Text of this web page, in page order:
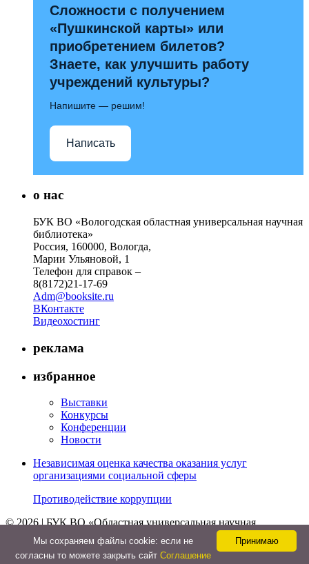
Сложности с получением
«Пушкинской карты» или
приобретением билетов?
Знаете, как улучшить работу
учреждений культуры?
Напишите — решим!
Написать
о нас
БУК ВО «Вологодская областная универсальная научная
библиотека»
Россия, 160000, Вологда,
Марии Ульяновой, 1
Телефон для справок –
8(8172)21-17-69
Adm@booksite.ru
ВКонтакте
Видеохостинг
реклама
избранное
Выставки
Конкурсы
Конференции
Новости
Независимая оценка качества оказания услуг
организациями социальной сферы
Противодействие коррупции
© 2026 | БУК ВО «Областная универсальная научная
библиотека»
Принимаю
Мы cохраняем файлы cookie: если не
согласны то можете закрыть сайт Соглашение